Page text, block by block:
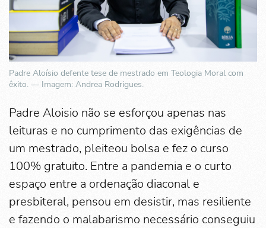
Padre Aloísio defente tese de mestrado em Teologia Moral com
êxito. — Imagem: Andrea Rodrigues.
Padre Aloisio não se esforçou apenas nas
leituras e no cumprimento das exigências de
um mestrado, pleiteou bolsa e fez o curso
100% gratuito. Entre a pandemia e o curto
espaço entre a ordenação diaconal e
presbiteral, pensou em desistir, mas resiliente
e fazendo o malabarismo necessário conseguiu